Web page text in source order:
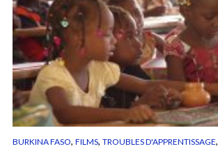
BURKINA FASO, FILMS, TROUBLES D'APPRENTISSAGE,